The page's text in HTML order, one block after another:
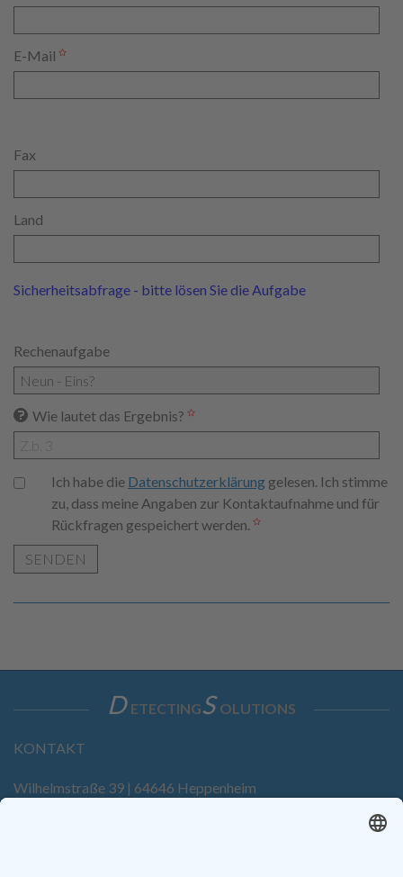
E-Mail
Fax
Land
Sicherheitsabfrage - bitte lösen Sie die Aufgabe
Rechenaufgabe
Wie lautet das Ergebnis?
Ich habe die Datenschutzerklärunggelesen. Ich stimme
zu, dass meine Angaben zur Kontaktaufnahme und für
Rückfragen gespeichert werden.
SENDEN
D ETECTINGS OLUTIONS
KONTAKT
Wilhelmstraße 39 | 64646 Heppenheim